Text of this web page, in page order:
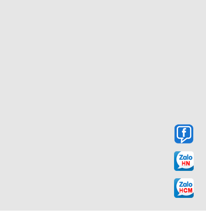
đường dài.
và chất liệu cao cấp được Nike sử dụng đã biến
trên thị trường.
VIP
VIP